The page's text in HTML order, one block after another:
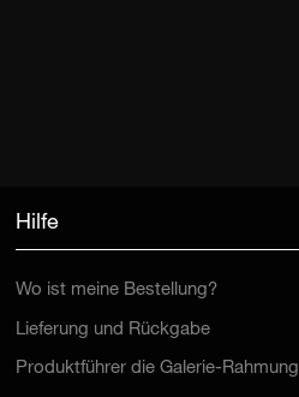
Hilfe
Wo ist meine Bestellung?
Lieferung und Rückgabe
Produktführer die Galerie-Rahmung